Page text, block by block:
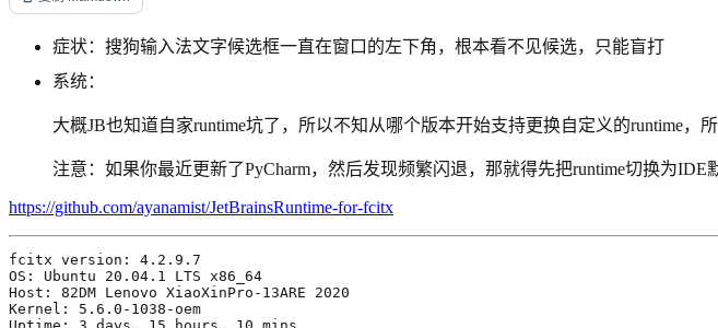
症状：搜狗输入法文字候选框一直在窗口的左下角，根本看不见候选，只能盲打
系统：
大概JB也知道自家runtime坑了，所以不知从哪个版本开始支持更换自定义的runtime，
注意：如果你最近更新了PyCharm，然后发现频繁闪退，那就得先把runtime切换为IDE
https://github.com/ayanamist/JetBrainsRuntime-for-fcitx
Host: 82DM Lenovo XiaoXinPro-13ARE 2020